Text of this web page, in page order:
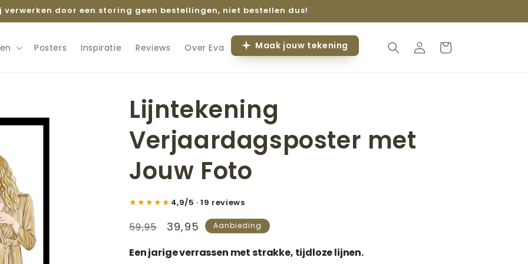
verwerken door een storing geen bestellingen, niet bestellen dus!
Posters Inspiratie Reviews Over Eva Maak jouw tekening Inloggen
Winkelwagen
Lijntekening
Verjaardagsposter met
Jouw Foto
★★★★★ 4,9/5 · 19 reviews
Normale
59,95 Aanbiedingsprijs
39,95 Aanbieding
Een jarige verrassen met strakke, tijdloze lijnen.